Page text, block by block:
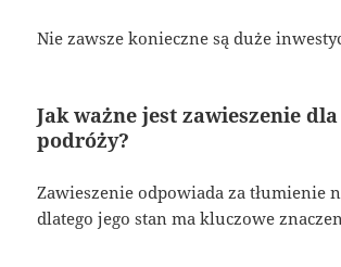
Nie zawsze konieczne są duże
Jak ważne jest zawieszenie
podróży?
Zawieszenie odpowiada za tłumienie
dlatego jego stan ma kluczowe